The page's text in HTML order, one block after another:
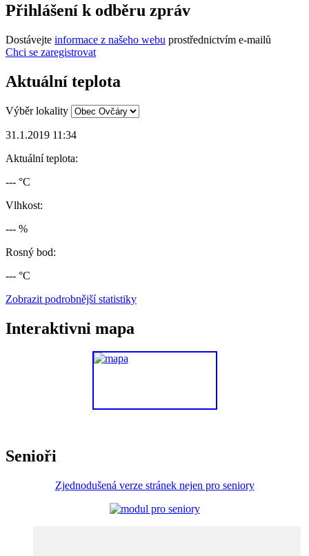
Přihlášení k odběru zpráv
Dostávejte informace z našeho webu prostřednictvím e-mailů
Chci se zaregistrovat
Aktuální teplota
Výběr lokality
31.1.2019 11:34
Aktuální teplota:
--- °C
Vlhkost:
--- %
Rosný bod:
--- °C
Zobrazit podrobnější statistiky
Interaktivni mapa
Senioři
Zjednodušená verze stránek nejen pro seniory